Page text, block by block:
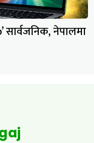
सार्वजनिक, नेपालमा